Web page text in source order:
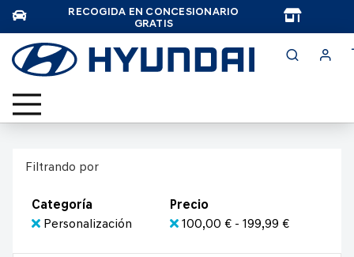
RECOGIDA EN CONCESIONARIO
GRATIS
Filtrando por
Categoría
Personalización
Precio
100,00 € - 199,99 €